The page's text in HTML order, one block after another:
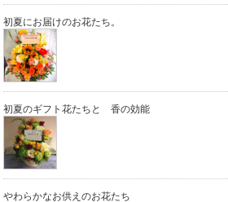
初夏にお届けのお花たち。
初夏のギフト花たちと 香の効能
やわらかなお供えのお花たち